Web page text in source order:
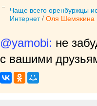
Чаще всего оренбуржцы
Интернет/ Оля Шемякина
@yamobi: не
с вашими